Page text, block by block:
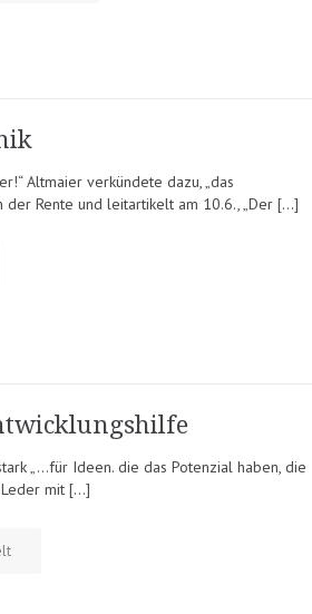
Altmaier verkündete dazu, „das
der Rente und leitartikelt am 10.6., „Der […]
„…für Ideen. die das Potenzial haben, die
mit […]